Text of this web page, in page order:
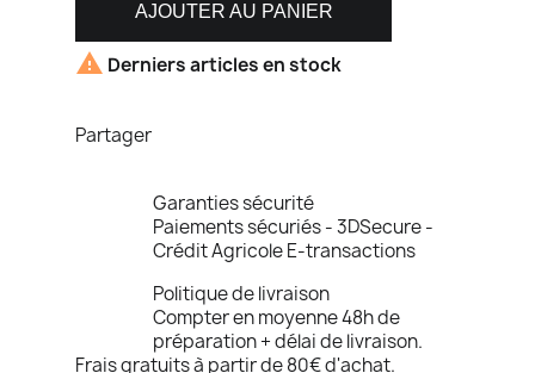
AJOUTER AU PANIER
 Derniers articles en stock
Partager
Garanties sécurité
Paiements sécuriés - 3DSecure -
Crédit Agricole E-transactions
Politique de livraison
Compter en moyenne 48h de
préparation + délai de livraison.
Frais gratuits à partir de 80€ d'achat.